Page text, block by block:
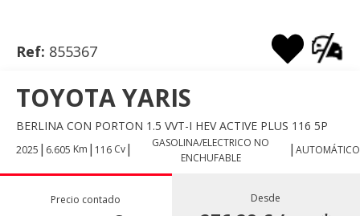
Ref: 855367
TOYOTA YARIS
BERLINA CON PORTON 1.5 VVT-I HEV ACTIVE PLUS 116 5P
2025 | 6.605 Km | 116 Cv|
GASOLINA/ELECTRICO NO
ENCHUFABLE
| AUTOMÁTICO
Precio contado Desde